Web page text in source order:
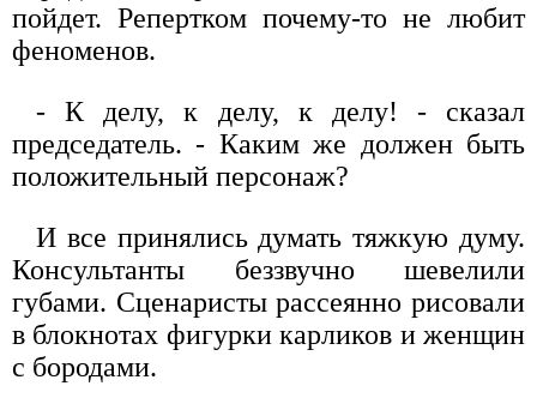
пойдет. Репертком почему-то не любит
феноменов.
- К делу, к делу, к делу! - сказал
председатель. - Каким же должен быть
положительный персонаж?
И все принялись думать тяжкую думу.
Консультанты беззвучно шевелили
губами. Сценаристы рассеянно рисовали
в блокнотах фигурки карликов и женщин
с бородами.